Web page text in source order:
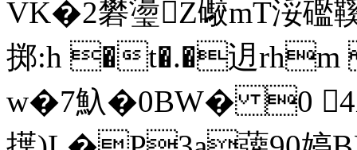
VK�2礬璗Z礮mT浽礛
掷:h �t�.�迌rhm
w�7魞�0BW� 0